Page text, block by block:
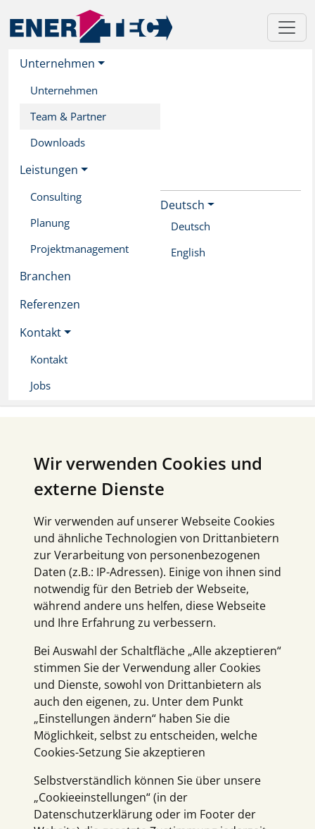
Wir verwenden Cookies und
externe Dienste
Wir verwenden auf unserer Webseite Cookies
und ähnliche Technologien von Drittanbietern
zur Verarbeitung von personenbezogenen
Daten (z.B.: IP-Adressen). Einige von ihnen sind
notwendig für den Betrieb der Webseite,
während andere uns helfen, diese Webseite
und Ihre Erfahrung zu verbessern.
Bei Auswahl der Schaltfläche „Alle akzeptieren“
stimmen Sie der Verwendung aller Cookies
und Dienste, sowohl von Drittanbietern als
auch den eigenen, zu. Unter dem Punkt
„Einstellungen ändern“ haben Sie die
Möglichkeit, selbst zu entscheiden, welche
Cookies-Setzung Sie akzeptieren
Selbstverständlich können Sie über unsere
„Cookieeinstellungen“ (in der
Datenschutzerklärung oder im Footer der
content
Unternehmen
Unternehmen
Team & Partner
Downloads
Leistungen
Consulting
Planung
Projektmanagement
Branchen
Referenzen
Kontakt
Kontakt
Jobs
Deutsch
Deutsch
English